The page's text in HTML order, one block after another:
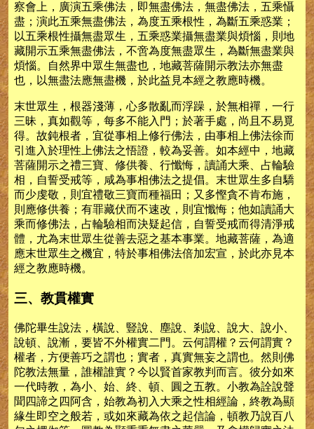
察會上，廣演五乘佛法，即無盡佛法，無盡佛法，五乘懾
盡；演此五乘無盡佛法，為度五乘根性，為斷五乘惑業；
以五乘根性攝無盡眾生，五乘惑業攝無盡業與煩惱，則地
藏開示五乘無盡佛法，不啻為度無盡眾生，為斷無盡業與
煩惱。自然界中眾生無盡也，地藏菩薩開示教法亦無盡
也，以無盡法應無盡機，於此益見本經之教應時機。
末世眾生，根器淺薄，心多散亂而浮躁，於無相禪，一行
三昧，真如觀等，每多不能入門；於著手處，尚且不易覓
得。故鈍根者，宜從事相上修行佛法，由事相上佛法徐而
引進入於理性上佛法之悟證，較為妥善。如本經中，地藏
菩薩開示之禮三寶、修供養、行懺悔，讀誦大乘、占輪驗
相，自誓受戒等，咸為事相佛法之提倡。末世眾生多自驕
而少虔敬，則宜禮敬三寶而種福田；又多慳貪不肯布施，
則應修供養；有罪藏伏而不速改，則宜懺悔；他如讀誦大
乘而修佛法，占輪驗相而決疑起信，自誓受戒而得清淨戒
體，尤為末世眾生從善去惡之基本事業。地藏菩薩，為適
應末世眾生之機宜，特於事相佛法倍加宏宣，於此亦見本
經之教應時機。
三、教貫權實
佛陀畢生說法，橫說、豎說、塵說、剎說、說大、說小、
說頓、說漸，要皆不外權實二門。云何謂權？云何謂實？
權者，方便善巧之謂也；實者，真實無妄之謂也。然則佛
陀教法無量，誰權誰實？今以賢首家教判而言。彼分如來
一代時教，為小、始、終、頓、圓之五教。小教為詮說聲
聞四諦之四阿含，始教為初入大乘之性相經論，終教為顯
緣生即空之般若，或如來藏為依之起信論，頓教乃說百八